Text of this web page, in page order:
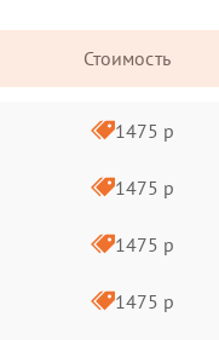
Стоимость
1475 р
1475 р
1475 р
1475 р